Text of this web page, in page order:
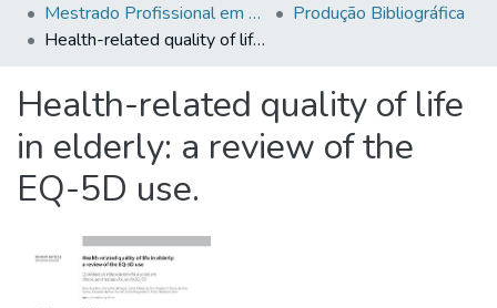
Statistics
Mestrado Profissional em Avaliação de Tecnologias em Saúde
Produção Bibliográfica
Health-related quality of life in elderly: a review of the EQ-5D use.
Health-related quality of life
in elderly: a review of the
EQ-5D use.